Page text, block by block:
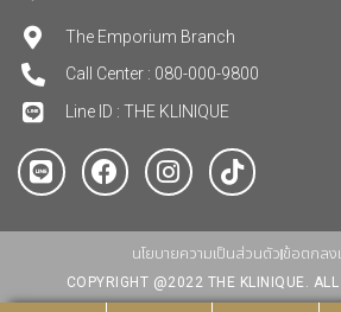
The Emporium Branch
Call Center : 080-000-9800
Line ID : THE KLINIQUE
นโยบายความเป็นส่วนตัวข้อตกลง
COPYRIGHT @2022 THE KLINIQUE. ALL